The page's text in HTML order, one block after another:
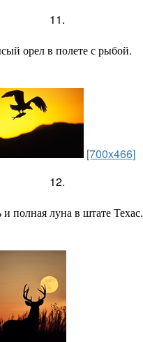
11.
орел в полете с рыбой.
[700x466]
12.
полная луна в штате Техас.